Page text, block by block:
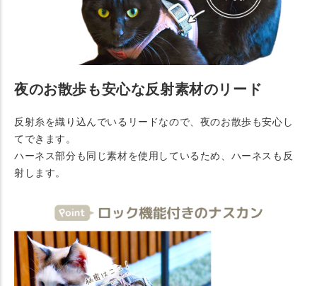
夜のお散歩も安心な反射素材のリード
反射糸を織り込んでいるリードなので、夜のお散歩も安心し
てできます。
ハーネス部分も同じ素材を使用しているため、ハーネスも反
射します。